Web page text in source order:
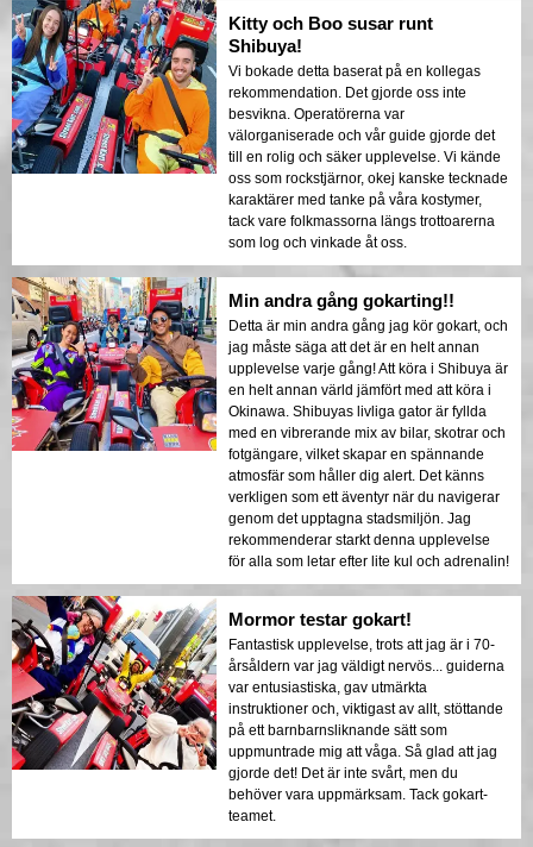
Kitty och Boo susar runt
Shibuya!
Vi bokade detta baserat på en kollegas
rekommendation. Det gjorde oss inte
besvikna. Operatörerna var
välorganiserade och vår guide gjorde det
till en rolig och säker upplevelse. Vi kände
oss som rockstjärnor, okej kanske tecknade
karaktärer med tanke på våra kostymer,
tack vare folkmassorna längs trottoarerna
som log och vinkade åt oss.
Min andra gång gokarting!!
Detta är min andra gång jag kör gokart, och
jag måste säga att det är en helt annan
upplevelse varje gång! Att köra i Shibuya är
en helt annan värld jämfört med att köra i
Okinawa. Shibuyas livliga gator är fyllda
med en vibrerande mix av bilar, skotrar och
fotgängare, vilket skapar en spännande
atmosfär som håller dig alert. Det känns
verkligen som ett äventyr när du navigerar
genom det upptagna stadsmiljön. Jag
rekommenderar starkt denna upplevelse
för alla som letar efter lite kul och adrenalin!
Mormor testar gokart!
Fantastisk upplevelse, trots att jag är i 70-
årsåldern var jag väldigt nervös... guiderna
var entusiastiska, gav utmärkta
instruktioner och, viktigast av allt, stöttande
på ett barnbarnsliknande sätt som
uppmuntrade mig att våga. Så glad att jag
gjorde det! Det är inte svårt, men du
behöver vara uppmärksam. Tack gokart-
teamet.